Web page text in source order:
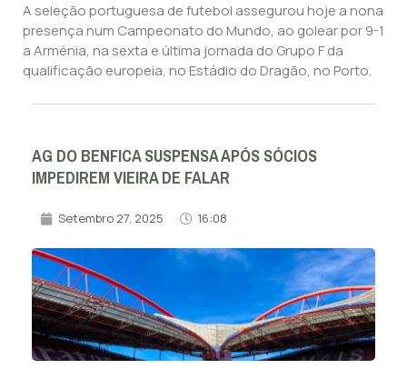
A seleção portuguesa de futebol assegurou hoje a nona
presença num Campeonato do Mundo, ao golear por 9-1
a Arménia, na sexta e última jornada do Grupo F da
qualificação europeia, no Estádio do Dragão, no Porto.
AG DO BENFICA SUSPENSA APÓS SÓCIOS
IMPEDIREM VIEIRA DE FALAR
Setembro 27, 2025 16:08